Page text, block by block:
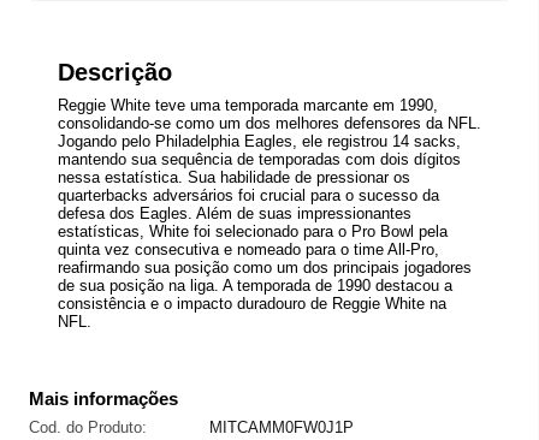
Descrição
Reggie White teve uma temporada marcante em 1990,
consolidando-se como um dos melhores defensores da NFL.
Jogando pelo Philadelphia Eagles, ele registrou 14 sacks,
mantendo sua sequência de temporadas com dois dígitos
nessa estatística. Sua habilidade de pressionar os
quarterbacks adversários foi crucial para o sucesso da
defesa dos Eagles. Além de suas impressionantes
estatísticas, White foi selecionado para o Pro Bowl pela
quinta vez consecutiva e nomeado para o time All-Pro,
reafirmando sua posição como um dos principais jogadores
de sua posição na liga. A temporada de 1990 destacou a
consistência e o impacto duradouro de Reggie White na
NFL.
Mais informações
Cod. do Produto:
MITCAMM0FW0J1P